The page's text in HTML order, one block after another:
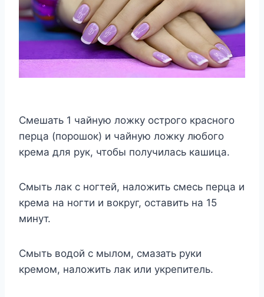
Смешать 1 чайную ложку острого красного
перца (порошок) и чайную ложку любого
крема для рук, чтобы получилась кашица.
Смыть лак с ногтей, наложить смесь перца и
крема на ногти и вокруг, оставить на 15
минут.
Смыть водой с мылом, смазать руки
кремом, наложить лак или укрепитель.